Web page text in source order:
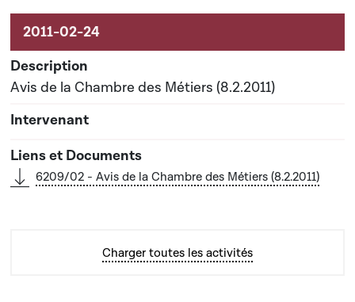
Avis de la Chambre des Métiers (8.2.2011)
6209/02 - Avis de la Chambre des Métiers (8.2.2011)
Charger toutes les activités